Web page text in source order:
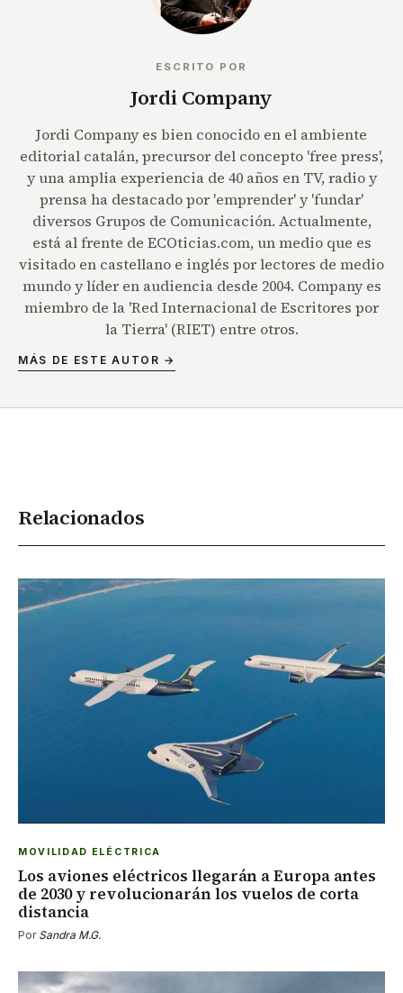
ESCRITO POR
Jordi Company
Jordi Company es bien conocido en el ambiente
editorial catalán, precursor del concepto 'free press',
y una amplia experiencia de 40 años en TV, radio y
prensa ha destacado por 'emprender' y 'fundar'
diversos Grupos de Comunicación. Actualmente,
está al frente de ECOticias.com, un medio que es
visitado en castellano e inglés por lectores de medio
mundo y líder en audiencia desde 2004. Company es
miembro de la 'Red Internacional de Escritores por
la Tierra' (RIET) entre otros.
MÁS DE ESTE AUTOR →
Relacionados
MOVILIDAD ELÉCTRICA
Los aviones eléctricos llegarán a Europa antes
de 2030 y revolucionarán los vuelos de corta
distancia
Por Sandra M.G.